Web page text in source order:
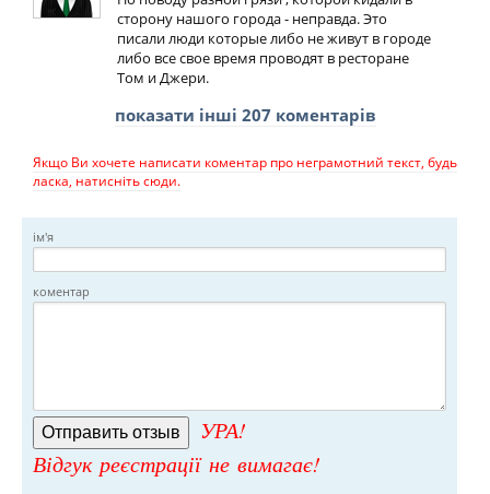
сторону нашого города - неправда. Это
писали люди которые либо не живут в городе
либо все свое время проводят в ресторане
Том и Джери.
показати інші 207 коментарів
Якщо Ви хочете написати коментар про неграмотний текст, будь
ласка, натисніть сюди.
ім'я
коментар
УРА!
Відгук реєстрації не вимагає!